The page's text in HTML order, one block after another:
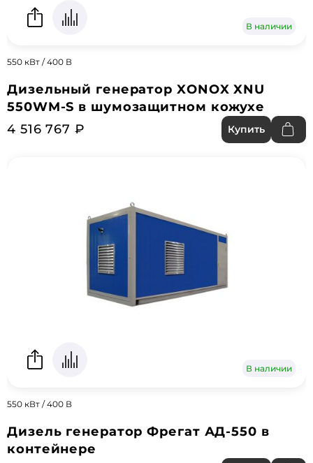
В наличии
550 кВт / 400 В
Дизельный генератор XONOX XNU
550WM-S в шумозащитном кожухе
4 516 767 ₽
Купить
В наличии
550 кВт / 400 В
Дизель генератор Фрегат АД-550 в
контейнере